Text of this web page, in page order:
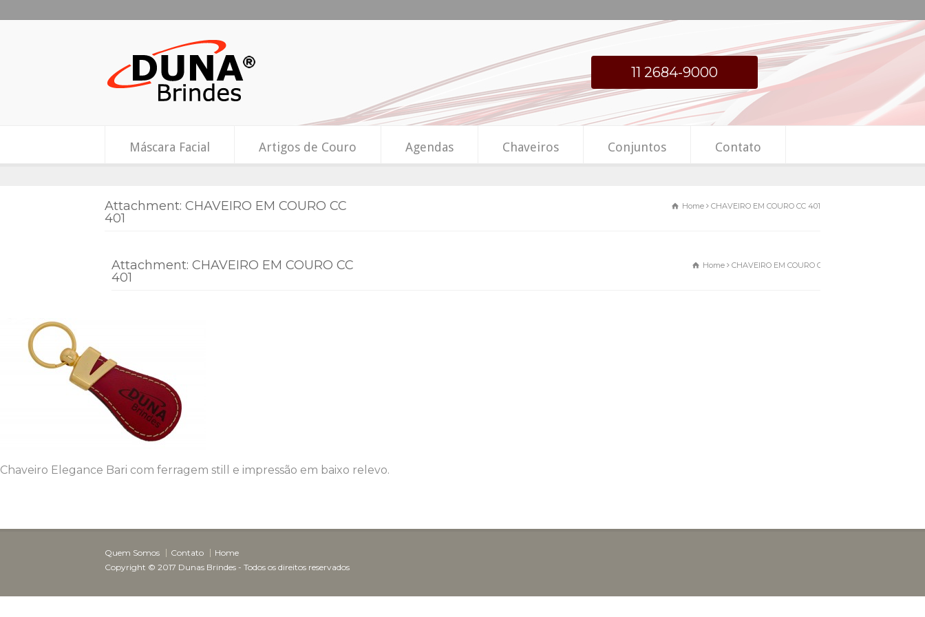
11 2684-9000
Máscara Facial Artigos de Couro Agendas Chaveiros Conjuntos Contato
Attachment: CHAVEIRO EM COURO CC
401
Home CHAVEIRO EM COURO CC 401
Attachment: CHAVEIRO EM COURO CC
401
Home CHAVEIRO EM COURO CC 401
Chaveiro Elegance Bari com ferragem still e impressão em baixo relevo.
Quem Somos Contato
Home
Copyright © 2017 Dunas Brindes - Todos os direitos reservados